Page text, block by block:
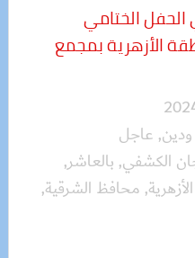
الختامي
الأزهرية بمجمع
ودين, عاجل
الكشفي, بالعاشر,
, محافظ الشرقية,